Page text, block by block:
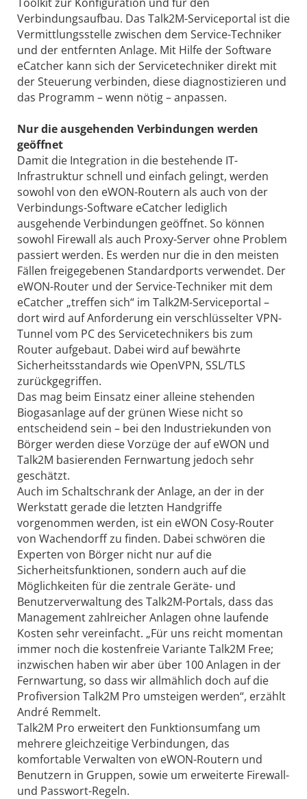
Verbindungsaufbau. Das Talk2M-Serviceportal ist die
Vermittlungsstelle zwischen dem Service-Techniker
und der entfernten Anlage. Mit Hilfe der Software
eCatcher kann sich der Servicetechniker direkt mit
der Steuerung verbinden, diese diagnostizieren und
das Programm – wenn nötig – anpassen.
Nur die ausgehenden Verbindungen werden
geöffnet
Damit die Integration in die bestehende IT-
Infrastruktur schnell und einfach gelingt, werden
sowohl von den eWON-Routern als auch von der
Verbindungs-Software eCatcher lediglich
ausgehende Verbindungen geöffnet. So können
sowohl Firewall als auch Proxy-Server ohne Problem
passiert werden. Es werden nur die in den meisten
Fällen freigegebenen Standardports verwendet. Der
eWON-Router und der Service-Techniker mit dem
eCatcher „treffen sich“ im Talk2M-Serviceportal –
dort wird auf Anforderung ein verschlüsselter VPN-
Tunnel vom PC des Servicetechnikers bis zum
Router aufgebaut. Dabei wird auf bewährte
Sicherheitsstandards wie OpenVPN, SSL/TLS
zurückgegriffen.
Das mag beim Einsatz einer alleine stehenden
Biogasanlage auf der grünen Wiese nicht so
entscheidend sein – bei den Industriekunden von
Börger werden diese Vorzüge der auf eWON und
Talk2M basierenden Fernwartung jedoch sehr
geschätzt.
Auch im Schaltschrank der Anlage, an der in der
Werkstatt gerade die letzten Handgriffe
vorgenommen werden, ist ein eWON Cosy-­Router
von Wachendorff zu finden. Dabei schwören die
Experten von Börger nicht nur auf die
Sicherheitsfunktionen, sondern auch auf die
Möglichkeiten für die zentrale Geräte- und
Benutzerverwaltung des Talk2M-Portals, dass das
Management zahlreicher Anlagen ohne laufende
Kosten sehr vereinfacht. „Für uns reicht momentan
immer noch die kostenfreie Variante Talk2M Free;
inzwischen haben wir aber über 100 Anlagen in der
Fernwartung, so dass wir allmählich doch auf die
Profiversion Talk2M Pro umsteigen werden“, erzählt
André Remmelt.
Talk2M Pro erweitert den Funktionsumfang um
mehrere gleichzeitige Verbindungen, das
komfortable Verwalten von eWON-Routern und
Benutzern in Gruppen, sowie um erweiterte Firewall-
und Passwort-Regeln.